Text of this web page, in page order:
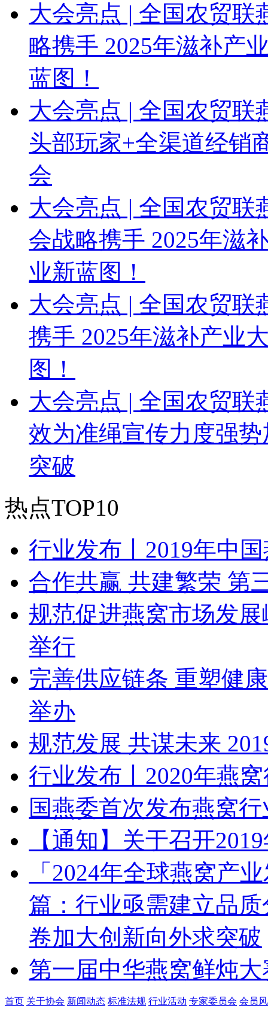
大会亮点 | 全国农贸联
略携手 2025年滋补产
蓝图！
大会亮点 | 全国农贸联
头部玩家+全渠道经销
会
大会亮点 | 全国农贸联
会战略携手 2025年滋
业新蓝图！
大会亮点 | 全国农贸联
携手 2025年滋补产业
图！
大会亮点 | 全国农贸联
效为准绳宣传力度强
突破
热点TOP10
行业发布丨2019年中
合作共赢 共建繁荣 第
规范促进燕窝市场发
举行
完善供应链条 重塑健
举办
规范发展 共谋未来
行业发布丨2020年燕
国燕委首次发布燕窝
【通知】关于召开
「2024年全球燕窝产
篇：行业亟需建立品
卷加大创新向外求突破
第一届中华燕窝鲜炖
首页 关于协会 新闻动态 标准法规 行业活动 专家委员会 会员